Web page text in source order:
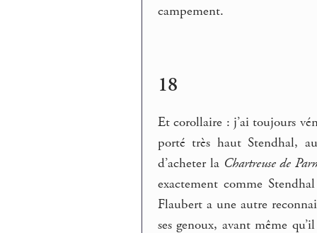
campement.
18
Et corollaire : j’ai toujours
porté très haut Stendhal,
d’acheter la Chartreuse de
exactement comme
Flaubert a une autre
ses genoux, avant même